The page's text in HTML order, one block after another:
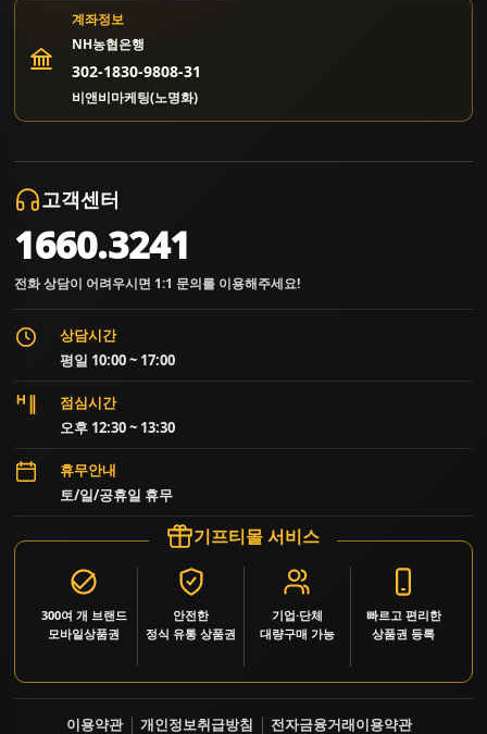
계좌정보
NH농협은행
302-1830-9808-31
비앤비마케팅(노명화)
고객센터
1660.3241
전화 상담이 어려우시면 1:1 문의를 이용해주세요!
상담시간
평일 10:00 ~ 17:00
점심시간
오후 12:30 ~ 13:30
휴무안내
토/일/공휴일 휴무
기프티몰 서비스
300여 개 브랜드
모바일상품권
안전한
정식 유통 상품권
기업·단체
대량구매 가능
빠르고 편리한
상품권 등록
이용약관 개인정보취급방침 전자금융거래이용약관